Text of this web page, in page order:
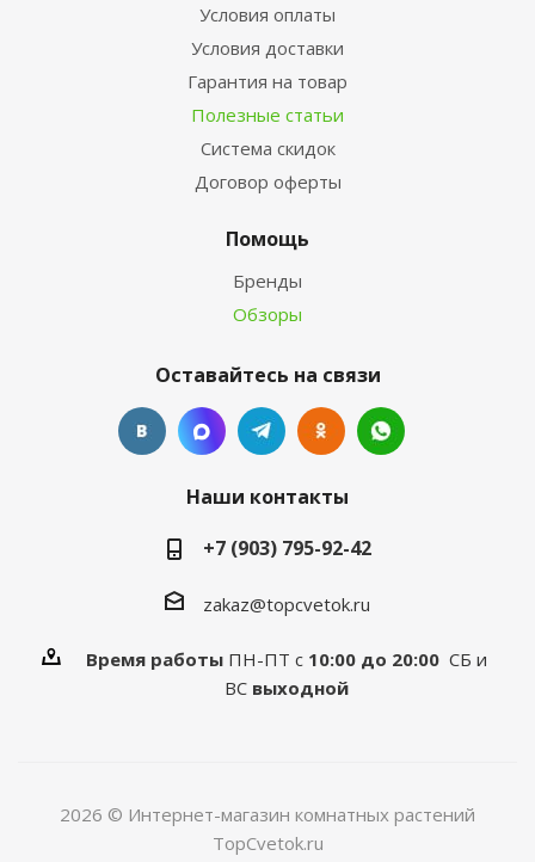
Условия оплаты
Условия доставки
Гарантия на товар
Полезные статьи
Система скидок
Договор оферты
Помощь
Бренды
Обзоры
Оставайтесь на связи
Наши контакты
+7 (903) 795-92-42
zakaz@topcvetok.ru
Время работы ПН-ПТ с 10:00 до 20:00 СБ и
ВС выходной
2026 © Интернет-магазин комнатных растений
TopCvetok.ru